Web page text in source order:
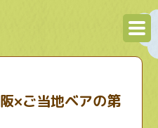
×ご当地ベアの第